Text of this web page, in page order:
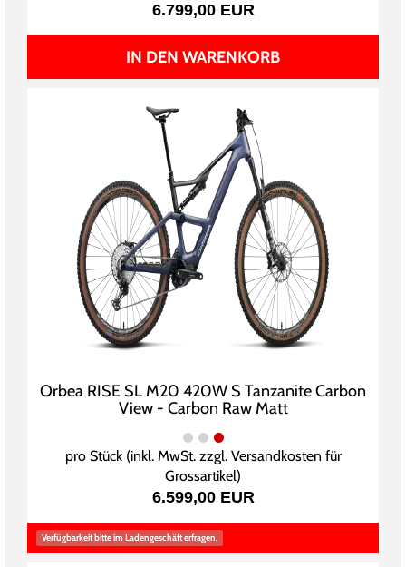
6.799,00 EUR
IN DEN WARENKORB
Orbea RISE SL M20 420W S Tanzanite Carbon
View - Carbon Raw Matt
pro Stück (inkl. MwSt. zzgl. Versandkosten für
Grossartikel)
6.599,00 EUR
Verfügbarkeit bitte im Ladengeschäft erfragen.